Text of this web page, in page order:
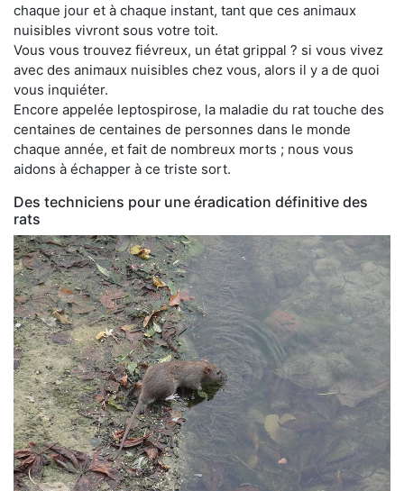
chaque jour et à chaque instant, tant que ces animaux
nuisibles vivront sous votre toit.
Vous vous trouvez fiévreux, un état grippal ? si vous vivez
avec des animaux nuisibles chez vous, alors il y a de quoi
vous inquiéter.
Encore appelée leptospirose, la maladie du rat touche des
centaines de centaines de personnes dans le monde
chaque année, et fait de nombreux morts ; nous vous
aidons à échapper à ce triste sort.
Des techniciens pour une éradication définitive des
rats